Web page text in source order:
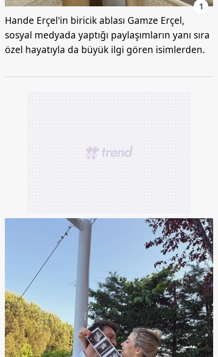
1
Hande Erçel'in biricik ablası Gamze Erçel,
sosyal medyada yaptığı paylaşımların yanı sıra
özel hayatıyla da büyük ilgi gören isimlerden.